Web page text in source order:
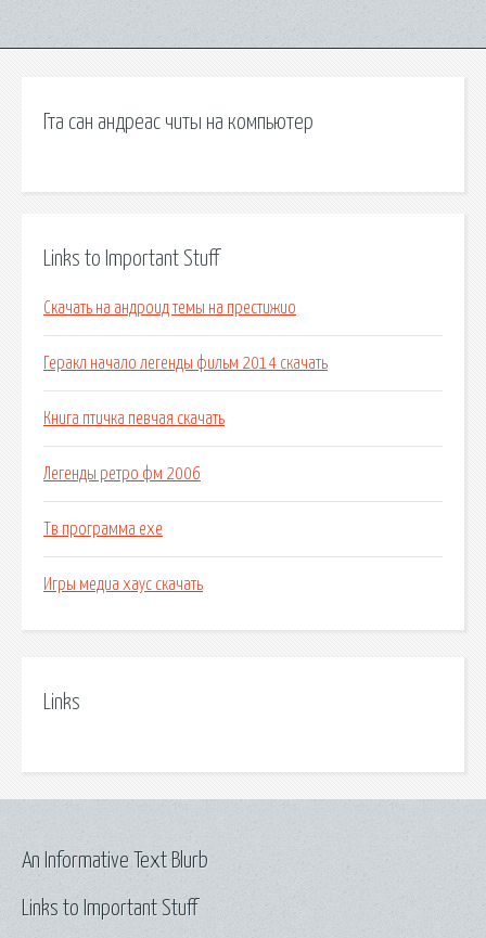
Гта сан андреас читы на компьютер
Links to Important Stuff
Скачать на андроид темы на престижио
Геракл начало легенды фильм 2014 скачать
Книга птичка певчая скачать
Легенды ретро фм 2006
Тв программа exe
Игры медиа хаус скачать
Links
Links to Important Stuff
An Informative Text Blurb